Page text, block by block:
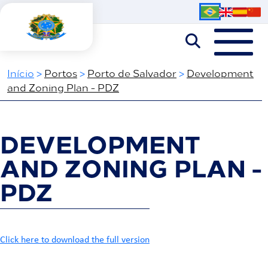
Iní­cio > Portos> Porto de Salvador> Development
and Zoning Plan - PDZ
DEVELOPMENT
AND ZONING PLAN -
PDZ
Click here to download the full version